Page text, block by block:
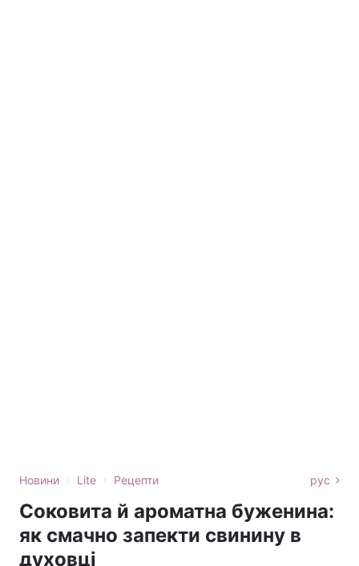
Новини › Lite › Рецепти рус
Соковита й ароматна буженина:
як смачно запекти свинину в
духовці